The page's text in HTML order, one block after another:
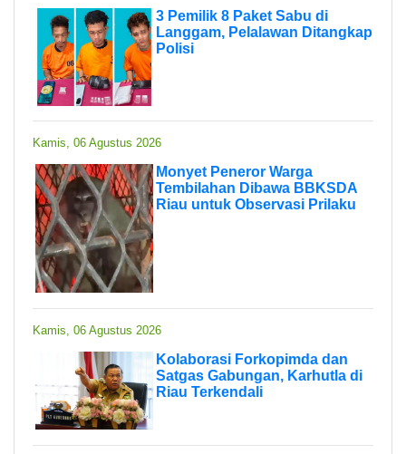
3 Pemilik 8 Paket Sabu di
Langgam, Pelalawan Ditangkap
Polisi
Kamis, 06 Agustus 2026
Monyet Peneror Warga
Tembilahan Dibawa BBKSDA
Riau untuk Observasi Prilaku
Kamis, 06 Agustus 2026
Kolaborasi Forkopimda dan
Satgas Gabungan, Karhutla di
Riau Terkendali